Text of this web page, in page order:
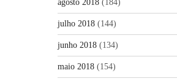
agosto 2018 (184)
julho 2018 (144)
junho 2018 (134)
maio 2018 (154)